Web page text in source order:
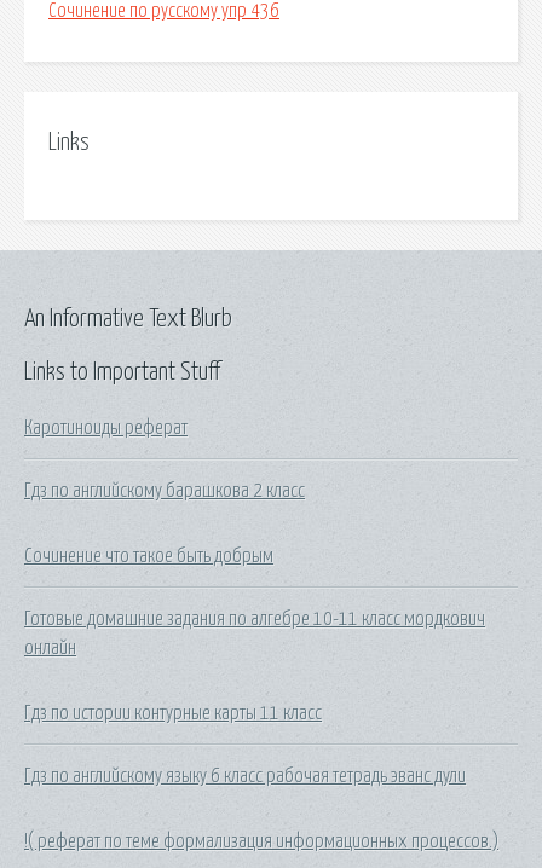
Сочинение по русскому упр 436
Links
Links to Important Stuff
Каротиноиды реферат
Гдз по английскому барашкова 2 класс
Сочинение что такое быть добрым
Готовые домашние задания по алгебре 10-11 класс мордкович
онлайн
Гдз по истории контурные карты 11 класс
Гдз по английскому языку 6 класс рабочая тетрадь эванс дули
!( реферат по теме формализация информационных процессов.)
An Informative Text Blurb